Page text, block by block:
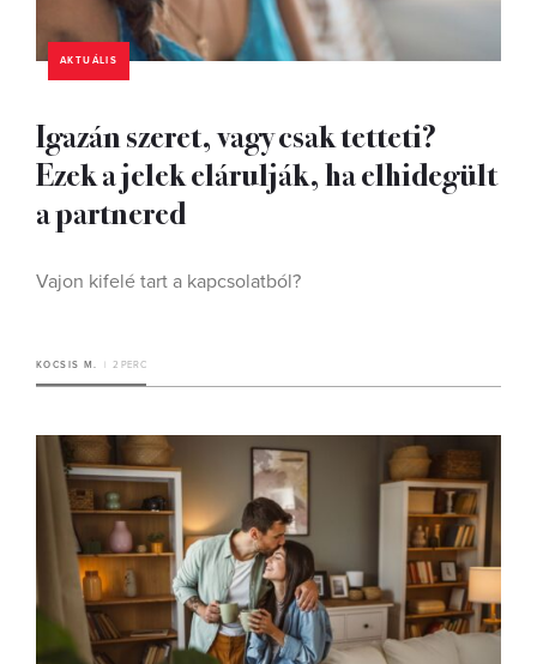
AKTUÁLIS
Igazán szeret, vagy csak tetteti?
Ezek a jelek elárulják, ha elhidegült
a partnered
Vajon kifelé tart a kapcsolatból?
KOCSIS M. 2 PERC